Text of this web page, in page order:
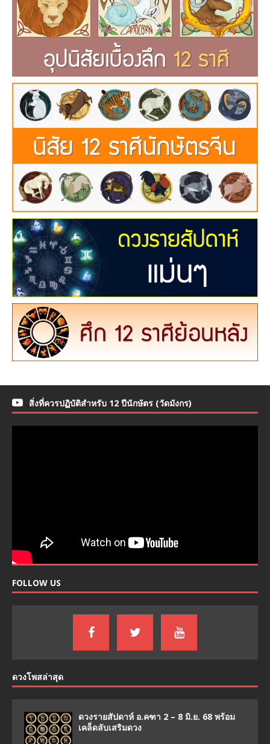
สิ่งที่ควรปฏิบัติสำหรับ 12 ปีนักษัตร (วัดมังกร)
FOLLOW US
ดวงโพสล่าสุด
ดวงรายสัปดาห์ อ.คฑา 2 – 8 มิ.ย. 68 พร้อม
เคล็ดลับเสริมดวง